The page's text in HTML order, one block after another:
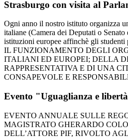
Strasburgo con visita al
Ogni anno il nostro istituto organizza
italiane (Camera dei Deputati o
istituzioni europee affinchè gli
IL FUNZIONAMENTO DEGLI
ITALIANI ED EUROPEI; DELLA
RAPPRESENTATIVA E DI UNA
CONSAPEVOLE E
Evento "Uguaglianza e
EVENTO ANNUALE SULLE
MAGISTRATO GHERARDO
DELL’ATTORE PIF, RIVOLTO